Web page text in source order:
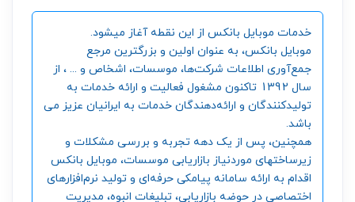
خدمات موبایل بانکس از این نقطه آغاز میشود.
موبایل بانکس، به عنوان اولین و بزرگترین مرجع
جمع‌آوری اطلاعات شرکت‌ها، موسسات، اشخاص و ... ، از
سال 1392 تاکنون مشغول فعالیت و ارائه خدمات به
تولیدکنندگان و ارائه‌دهندگان خدمات به ایرانیان عزیز می
باشد.
همچنین، پس از یک دهه تجربه و بررسی مشکلات و
زیرساختهای موردنیاز بازاریابی موسسات، موبایل بانکس
اقدام به ارائه سامانه‌ پیامکی حرفه‌ای و تولید نرم‌افزارهای
اختصاصی در حوضه بازاریابی، تبلیغات انبوه، مدیریت